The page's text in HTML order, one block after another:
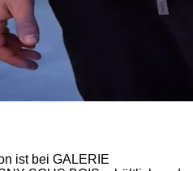
ist bei GALERIE